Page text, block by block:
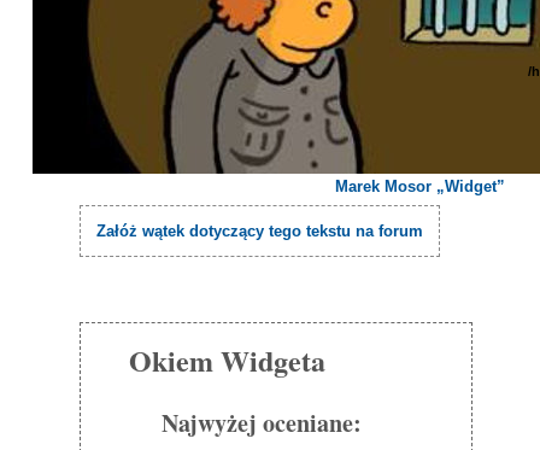
Marek Mosor „Widget”
Załóż wątek dotyczący tego tekstu na forum
Okiem Widgeta
Najwyżej oceniane:
/